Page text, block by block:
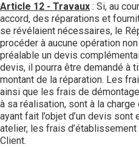
Article 12 - Travaux : Si, au
accord, des réparations et
se révélaient nécessaires, le
procéder à aucune opération
préalable un devis
devis, il pourra être demandé à
montant de la réparation. Les
ainsi que les frais de
à sa réalisation, sont à la
ayant fait l’objet d’un devis
atelier, les frais
Client.